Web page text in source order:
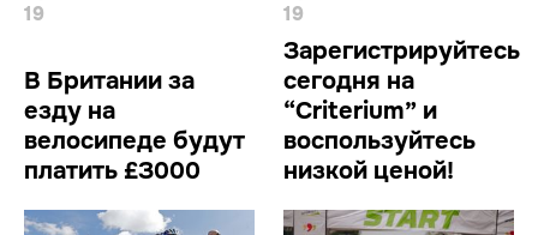
19
19
В Британии за
езду на
велосипеде будут
платить £З000
Зарегистрируйтесь
сегодня на
“Criterium” и
воспользуйтесь
низкой ценой!